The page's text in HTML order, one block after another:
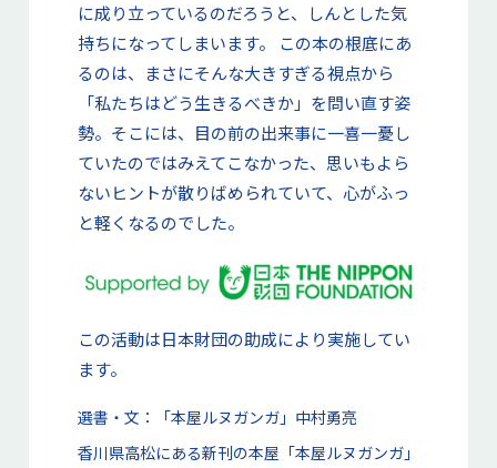
に成り立っているのだろうと、しんとした気
持ちになってしまいます。 この本の根底にあ
るのは、まさにそんな大きすぎる視点から
「私たちはどう生きるべきか」を問い直す姿
勢。そこには、目の前の出来事に一喜一憂し
ていたのではみえてこなかった、思いもよら
ないヒントが散りばめられていて、心がふっ
と軽くなるのでした。
この活動は日本財団の助成により実施してい
ます。
選書・文：
「本屋ルヌガンガ」中村勇亮
香川県高松にある新刊の本屋「本屋ルヌガンガ」